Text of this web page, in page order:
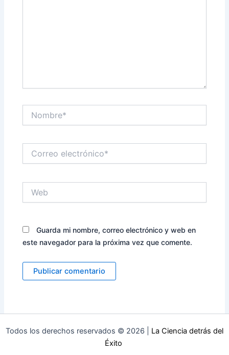
electrónico*
Guarda mi nombre, correo electrónico y web en
este navegador para la próxima vez que comente.
Todos los derechos reservados © 2026 | La Ciencia detrás del
Éxito